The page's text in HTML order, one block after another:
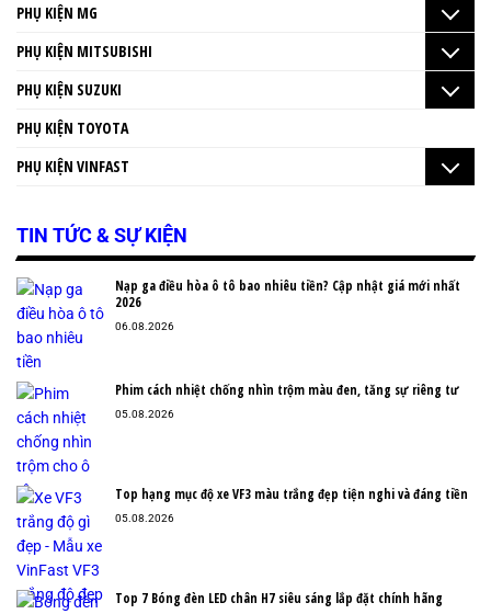
PHỤ KIỆN MG
PHỤ KIỆN MITSUBISHI
PHỤ KIỆN SUZUKI
PHỤ KIỆN TOYOTA
PHỤ KIỆN VINFAST
TIN TỨC & SỰ KIỆN
Nạp ga điều hòa ô tô bao nhiêu tiền? Cập nhật giá mới nhất
2026
06.08.2026
Phim cách nhiệt chống nhìn trộm màu đen, tăng sự riêng tư
05.08.2026
Top hạng mục độ xe VF3 màu trắng đẹp tiện nghi và đáng tiền
05.08.2026
Top 7 Bóng đèn LED chân H7 siêu sáng lắp đặt chính hãng